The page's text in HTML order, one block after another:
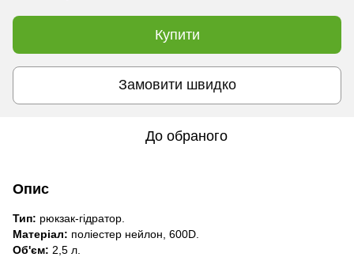
Купити
Замовити швидко
До обраного
Опис
Тип: рюкзак-гідратор.
Матеріал: поліестер нейлон, 600D.
Об'єм: 2,5 л.